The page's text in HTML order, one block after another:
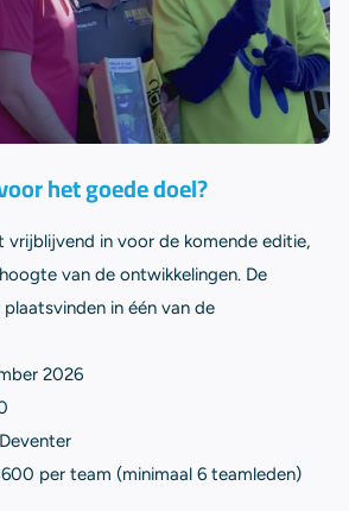
het goede doel?
vrijblijvend in voor de komende editie,
van de ontwikkelingen. De
in één van de
2026
per team (minimaal 6 teamleden)